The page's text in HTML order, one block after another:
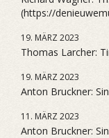
(https://
19. MÄRZ 2023
Thomas Larcher:
19. MÄRZ 2023
Anton Bruckner:
11. MÄRZ 2023
Anton Bruckner: